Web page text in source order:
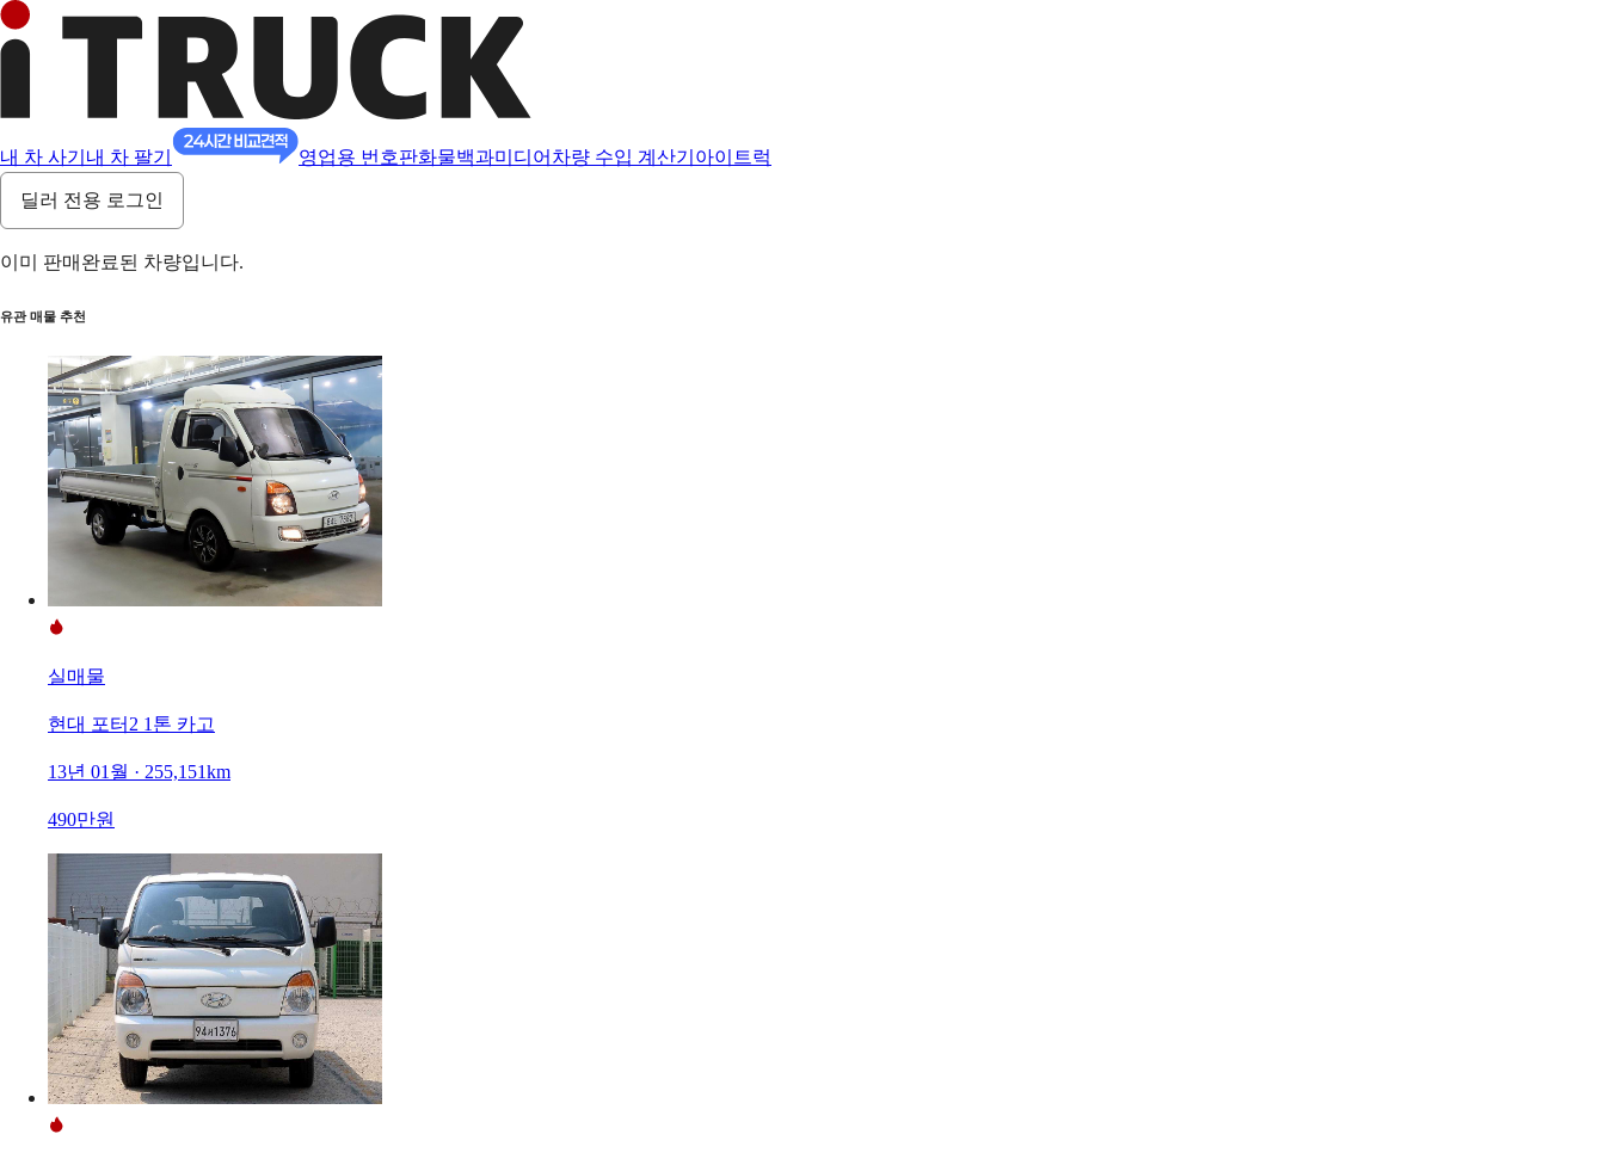
내 차 사기 내 차 팔기 영업용 번호판화물백과미디어 차량 수입 계산기 아이트럭
딜러 전용 로그인
이미 판매완료된 차량입니다.
유관 매물 추천
실매물
현대 포터2 1톤 카고
13년 01월 · 255,151km
490만원